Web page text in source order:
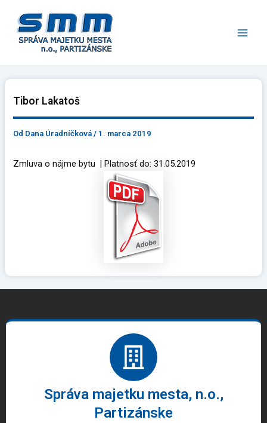
obsah
Tibor Lakatoš
Od Dana Úradníčková/ 1. marca 2019
Zmluva o nájme bytu | Platnosť do: 31.05.2019
Správa majetku mesta, n.o.,
Partizánske